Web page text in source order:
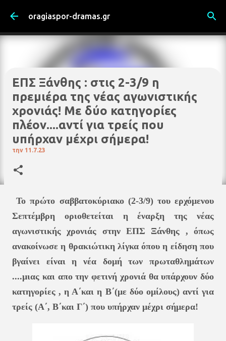
Μετάβαση στο κύριο περιεχόμενο
oragiaspor-dramas.gr
ΕΠΣ Ξάνθης : στις 2-3/9 η
πρεμιέρα της νέας αγωνιστικής
χρονιάς! Με δύο κατηγορίες
πλέον....αντί για τρείς που
υπήρχαν μέχρι σήμερα!
την 11.7.23
Το πρώτο σαββατοκύριακο (2-3/9) του ερχόμενου
Σεπτέμβρη οριοθετείται η έναρξη της νέας
αγωνιστικής χρονιάς στην ΕΠΣ Ξάνθης , όπως
ανακοίνωσε η θρακιώτικη λίγκα όπου η είδηση που
βγαίνει είναι η νέα δομή των πρωταθλημάτων
....μιας και απο την φετινή χρονιά θα υπάρχουν δύο
κατηγορίες , η Α΄και η Β΄(με δύο ομίλους) αντί για
τρείς (Α΄, Β΄και Γ΄) που υπήρχαν μέχρι σήμερα!